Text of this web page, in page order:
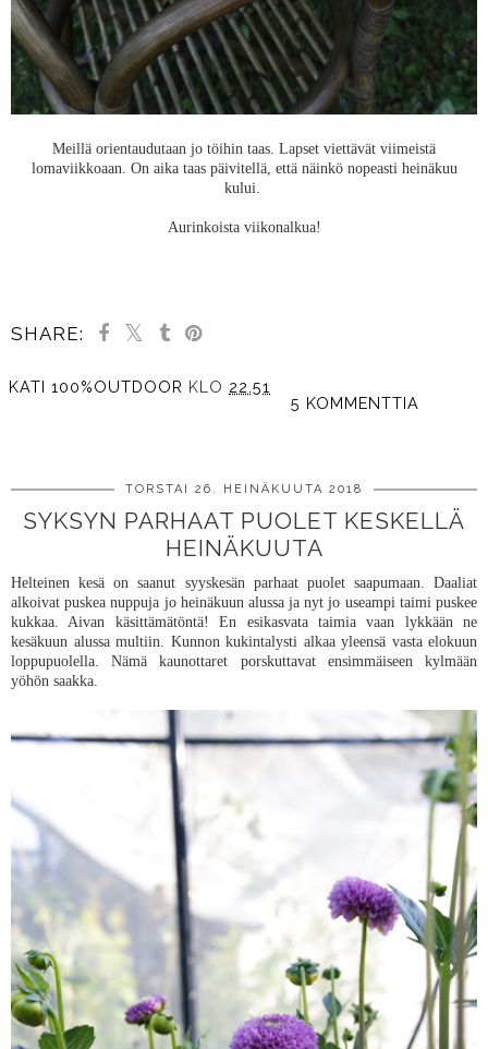
Meillä orientaudutaan jo töihin taas. Lapset viettävät viimeistä
lomaviikkoaan. On aika taas päivitellä, että näinkö nopeasti heinäkuu
kului.
Aurinkoista viikonalkua!
SHARE:
KATI 100%OUTDOOR KLO 22.51
5 KOMMENTTIA
TORSTAI 26. HEINÄKUUTA 2018
SYKSYN PARHAAT PUOLET KESKELLÄ
HEINÄKUUTA
Helteinen kesä on saanut syyskesän parhaat puolet saapumaan. Daaliat
alkoivat puskea nuppuja jo heinäkuun alussa ja nyt jo useampi taimi puskee
kukkaa. Aivan käsittämätöntä! En esikasvata taimia vaan lykkään ne
kesäkuun alussa multiin. Kunnon kukintalysti alkaa yleensä vasta elokuun
loppupuolella. Nämä kaunottaret porskuttavat ensimmäiseen kylmään
yöhön saakka.